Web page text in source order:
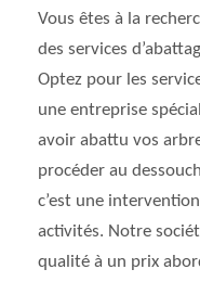
Vous êtes à la
des services
Optez pour les
une entreprise
avoir abattu vos
procéder au
c’est une
activités. Notre
qualité à un prix